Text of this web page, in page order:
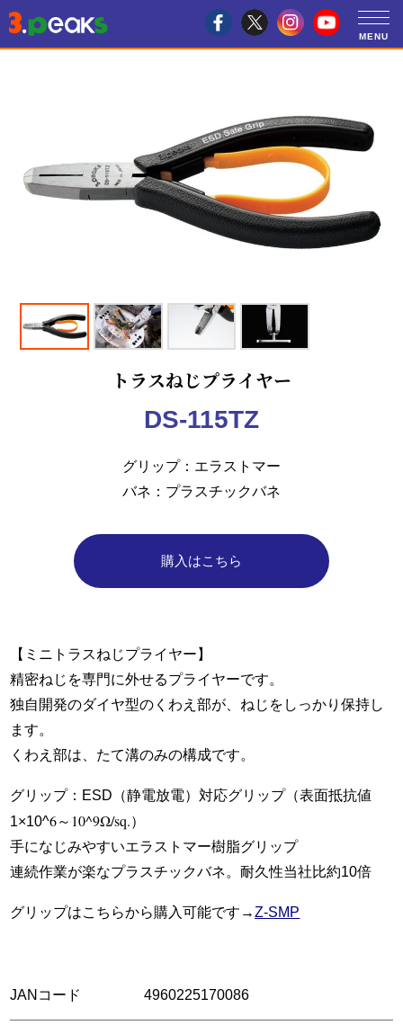
トラスねじプライヤー
DS-115TZ
グリップ
エラストマー
バネ
プラスチックバネ
購入はこちら
【ミニトラスねじプライヤー】
精密ねじを専門に外せるプライヤーです。
独自開発のダイヤ型のくわえ部が、ねじをしっかり保持し
ます。
くわえ部は、たて溝のみの構成です。
グリップ：ESD（静電放電）対応グリップ（表面抵抗値
1×10^6～10^9Ω/sq.）
手になじみやすいエラストマー樹脂グリップ
連続作業が楽なプラスチックバネ。耐久性当社比約10倍
グリップはこちらから購入可能です→Z-SMP
JANコード 4960225170086